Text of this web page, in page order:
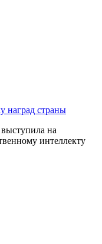
наград страны
на
интеллекту